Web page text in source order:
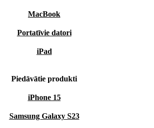
MacBook
Portatīvie datori
iPad
Piedāvātie produkti
iPhone 15
Samsung Galaxy S23